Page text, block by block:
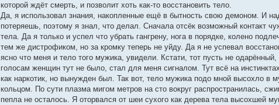
которой ждёт смерть, и позволит хоть как-то восстановить тело.
Да, я использовал знания, накопленные ещё в бытность свою демоном. И
потеряешь, поэтому я знал, что делал. Сначала отсёк возможный контакт
тела. Да я только и успел что убрать гангрену, нога в порядке, колено
тем же дистрофиком, но за кромку теперь не уйду. Да я не успевал
ясно что меня и тело того мужика, увидели. Кстати, тот пусть не
голосам женщин тут не было, стал для меня сигналом. Тут всё на
как наркотик, но вынужден был. Так вот, тело мужика подо мной высохло в
кольцом. По сути плазма мигом метров на сто вокруг распространилась,
пепла не осталось. Я оторвался от шеи сухого как дерева тела высохшей